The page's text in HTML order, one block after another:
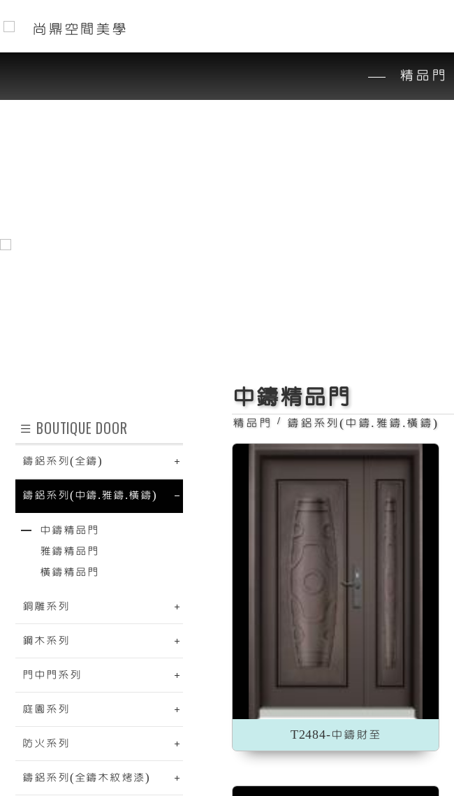
尚鼎空間美學
精品門
BOUTIQUE DOOR
鑄鋁系列(全鑄)
鑄鋁系列(中鑄.雅鑄.橫鑄)
中鑄精品門
雅鑄精品門
橫鑄精品門
銅雕系列
鋼木系列
門中門系列
庭園系列
防火系列
鑄鋁系列(全鑄木紋烤漆)
中鑄精品門
精品門
/ 鑄鋁系列(中鑄.雅鑄.橫鑄)
T2484-中鑄財至